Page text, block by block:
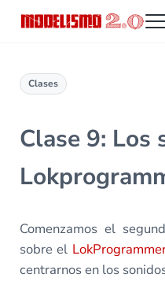
Clases
Clase 9: Los
Comenzamos el
sobre el
centrarnos en los